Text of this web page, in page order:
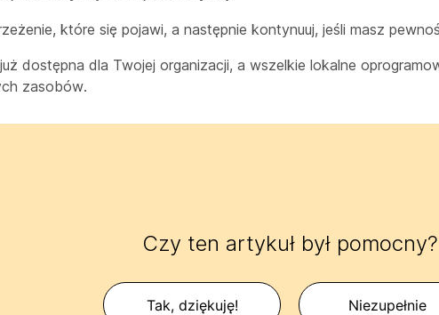
które się pojawi, a następnie kontynuuj, jeśli masz
już dostępna dla Twojej organizacji, a wszelkie lokalne
zasobów.
Czy ten artykuł był pomocny?
Tak, dziękuję! Niezupełnie